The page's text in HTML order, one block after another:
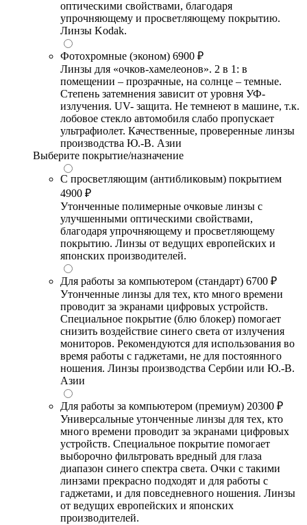
оптическими свойствами, благодаря
упрочняющему и просветляющему покрытию.
Линзы Kodak.
Фотохромные (эконом) 6900 ₽
Линзы для «очков-хамелеонов». 2 в 1: в
помещении – прозрачные, на солнце – темные.
Степень затемнения зависит от уровня УФ-
излучения. UV- защита. Не темнеют в машине, т.к.
лобовое стекло автомобиля слабо пропускает
ультрафиолет. Качественные, проверенные линзы
производства Ю.-В. Азии
Выберите покрытие/назначение
С просветляющим (антибликовым) покрытием
4900 ₽
Утонченные полимерные очковые линзы с
улучшенными оптическими свойствами,
благодаря упрочняющему и просветляющему
покрытию. Линзы от ведущих европейских и
японских производителей.
Для работы за компьютером (стандарт) 6700 ₽
Утонченные линзы для тех, кто много времени
проводит за экранами цифровых устройств.
Специальное покрытие (блю блокер) помогает
снизить воздействие синего света от излучения
мониторов. Рекомендуются для использования во
время работы с гаджетами, не для постоянного
ношения. Линзы производства Сербии или Ю.-В.
Азии
Для работы за компьютером (премиум) 20300 ₽
Универсальные утонченные линзы для тех, кто
много времени проводит за экранами цифровых
устройств. Специальное покрытие помогает
выборочно фильтровать вредный для глаза
диапазон синего спектра света. Очки с такими
линзами прекрасно подходят и для работы с
гаджетами, и для повседневного ношения. Линзы
от ведущих европейских и японских
производителей.